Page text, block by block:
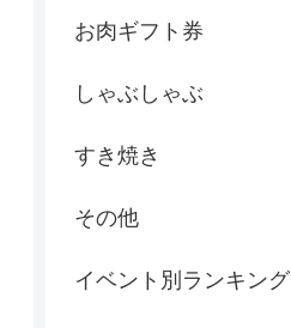
お肉ギフト券
しゃぶしゃぶ
すき焼き
その他
イベント別ランキング